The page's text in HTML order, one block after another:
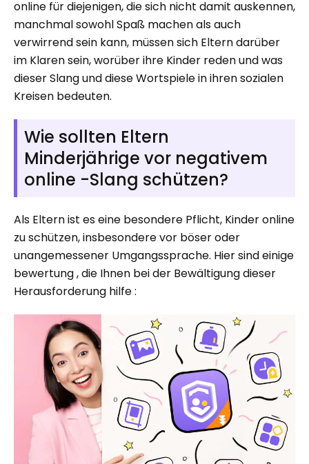
online für diejenigen, die sich nicht damit auskennen,
manchmal sowohl Spaß machen als auch
verwirrend sein kann, müssen sich Eltern darüber
im Klaren sein, worüber ihre Kinder reden und was
dieser Slang und diese Wortspiele in ihren sozialen
Kreisen bedeuten.
Wie sollten Eltern
Minderjährige vor negativem
online -Slang schützen?
Als Eltern ist es eine besondere Pflicht, Kinder online
zu schützen, insbesondere vor böser oder
unangemessener Umgangssprache. Hier sind einige
bewertung , die Ihnen bei der Bewältigung dieser
Herausforderung hilfe :